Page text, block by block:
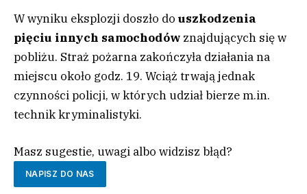
W wyniku eksplozji doszło do uszkodzenia
pięciu innych samochodów znajdujących się w
pobliżu. Straż pożarna zakończyła działania na
miejscu około godz. 19. Wciąż trwają jednak
czynności policji, w których udział bierze m.in.
technik kryminalistyki.
Masz sugestie, uwagi albo widzisz błąd?
NAPISZ DO NAS